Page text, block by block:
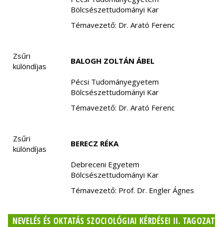
Bölcsészettudományi Kar
Témavezető: Dr. Arató Ferenc
Zsűri
különdíjas
BALOGH ZOLTÁN ÁBEL
Pécsi Tudományegyetem
Bölcsészettudományi Kar
Témavezető: Dr. Arató Ferenc
Zsűri
különdíjas
BERECZ RÉKA
Debreceni Egyetem
Bölcsészettudományi Kar
Témavezető: Prof. Dr. Engler Ágnes
NEVELÉS ÉS OKTATÁS SZOCIOLÓGIAI KÉRDÉSEI II. TAGOZAT